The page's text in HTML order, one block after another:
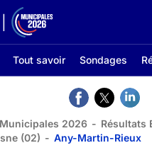
Tout savoir Sondages
2026 - Résultats
(02) - Any-Martin-Rieux